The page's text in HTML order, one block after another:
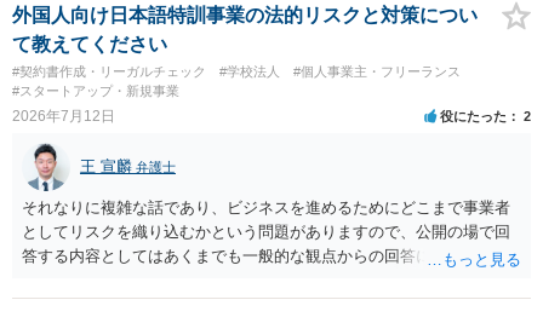
れます。 ただし、家具名や特徴的な形状を商品名・広告に大きく表示
し、公式商品やライセンス商品と誤認させる販売方法であれば、商標
権や不正競争防止法上の問題が生じ得ます。家具のデザインに著作権
が認められる場合は、著作権も別途問題となります。 無料のSNS投稿
やプレゼントでも、著作権侵害は成立し得ます。商標権については、
日本の商標権は原則として日本国内にのみ効力を持ちます。外国で販
売する場合は、販売国の商標・意匠等を確認する必要があります。 他
の作家の例は、許諾を得ている、権利が消滅している、侵害に当たら
ない、又は単に権利行使されていないなど、様々な可能性がありま
す。他人が販売していることだけでは、適法とは判断できません。
外国人向け日本語特訓事業の法的リスクと対策につい
て教えてください
#契約書作成・リーガルチェック #学校法人
#個人事業主・フリーランス
#スタートアップ・新規事業
2026年7月12日 役にたった 2
王 宣麟 弁護士
それなりに複雑な話であり、ビジネスを進めるためにどこまで事業者
としてリスクを織り込むかという問題がありますので、公開の場で回
答する内容としてはあくまでも一般的な観点からの回答になります
授業・言語コーチング」と明確に位置付け、サーフィンや農業体験、